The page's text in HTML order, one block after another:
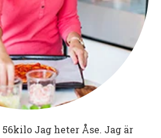
56kiloJag heter Åse. Jag är